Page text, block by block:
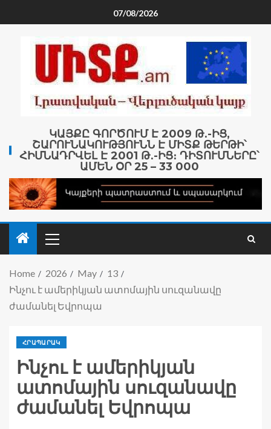
07/08/2026
ԿԱՅՔԸ ԳՈՐԾՈՒՄ Է 2009 Թ․-ԻՑ,
ՇԱՐՈՒՆԱԿՈՒԹՅՈՒՆՆ Է ՄԻՏՔ ԹԵՐԹԻ՝
ՀԻՄՆԱԴՐՎԵԼ Է 2001 Թ․-ԻՑ։ ԴԻՏՈՒՄՆԵՐԸ՝
ԱՄԵՆ ՕՐ 25 – 33 000
Home 2026 May
13
Ինչու է ամերիկյան ատոմային սուզանավը
ժամանել Եվրոպա
ՀՐԱՊԱՐԱԿ
Ինչու է ամերիկյան
ատոմային սուզանավը
ժամանել Եվրոպա